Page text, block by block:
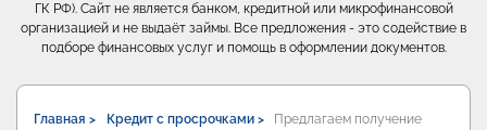
ГК РФ). Сайт не является банком, кредитной или микрофинансовой
организацией и не выдаёт займы. Все предложения - это содействие в
подборе финансовых услуг и помощь в оформлении документов.
Главная > Кредит с просрочками >
Предлагаем получение